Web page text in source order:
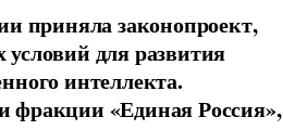
приняла законопроект,
для развития
интеллекта.
фракции «Единая Россия»,